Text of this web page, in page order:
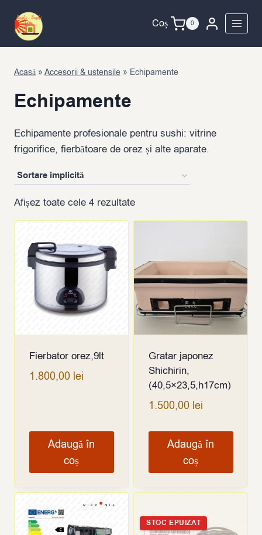
content
Coș 0
Acasă » Accesorii & ustensile » Echipamente
Echipamente
Echipamente profesionale pentru sushi: vitrine
frigorifice, fierbătoare de orez și alte aparate.
Afișez toate cele 4 rezultate
Fierbator orez,9lt
1.800,00 lei
Adaugă în
coș
Gratar japonez
Shichirin,
(40,5×23,5,h17cm)
1.500,00 lei
Adaugă în
coș
STOC EPUIZAT